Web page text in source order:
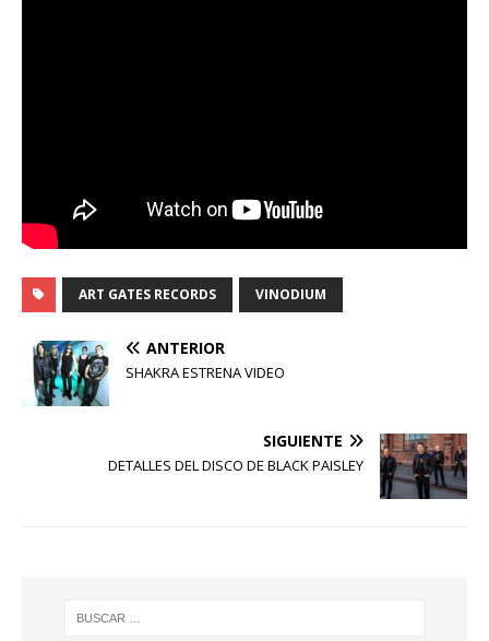
ART GATES RECORDS VINODIUM
ANTERIOR
SHAKRA ESTRENA VIDEO
SIGUIENTE
DETALLES DEL DISCO DE BLACK PAISLEY